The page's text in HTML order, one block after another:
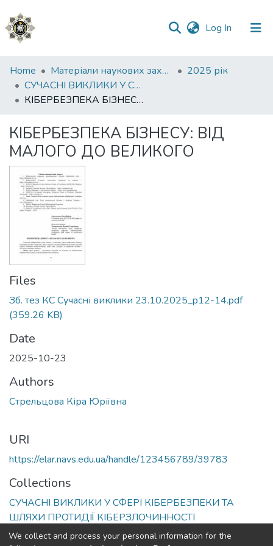
Log In (current)
Communities
&
Collections
Statistics
Home Матеріали наукових заходів
2025 рік
СУЧАСНІ ВИКЛИКИ У СФЕРІ КІБЕРБЕЗПЕКИ ТА ШЛЯХИ ПРОТИДІЇ КІБЕРЗЛОЧИННОСТІ
КІБЕРБЕЗПЕКА БІЗНЕСУ: ВІД МАЛОГО ДО ВЕЛИКОГО
КІБЕРБЕЗПЕКА БІЗНЕСУ: ВІД
МАЛОГО ДО ВЕЛИКОГО
Files
Зб. тез КС Сучасні виклики 23.10.2025_p12-14.pdf
(359.26 KB)
Date
2025-10-23
Authors
Стрельцова Кіра Юріївна
URI
https://elar.navs.edu.ua/handle/123456789/39783
Collections
СУЧАСНІ ВИКЛИКИ У СФЕРІ КІБЕРБЕЗПЕКИ ТА
ШЛЯХИ ПРОТИДІЇ КІБЕРЗЛОЧИННОСТІ
We collect and process your personal information for the